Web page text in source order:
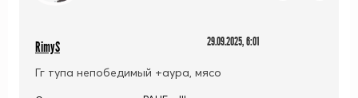
RimyS 29.09.2025, 6:01
Гг тупа непобедимый +аура, мясо